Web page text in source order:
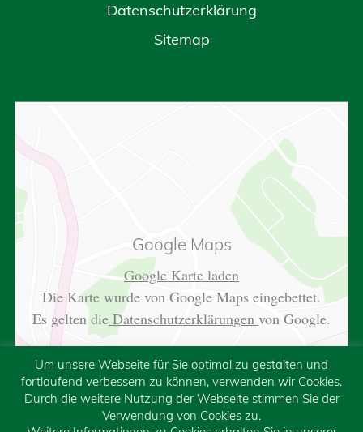
Datenschutzerklärung
Sitemap
Google Maps
Google Karte laden
Die Karte wurde von Google Maps eingebettet.
Es gelten die Datenschutzerklärungen von Google.
Um unsere Webseite für Sie optimal zu gestalten und
fortlaufend verbessern zu können, verwenden wir Cookies.
Durch die weitere Nutzung der Webseite stimmen Sie der
Verwendung von Cookies zu.